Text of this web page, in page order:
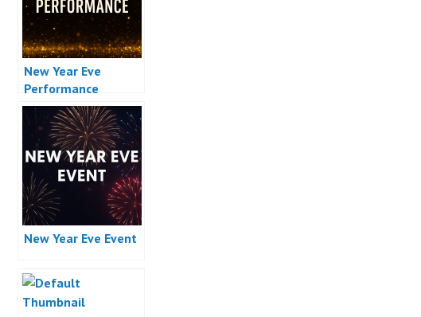
New Year Eve
Performance
New Year Eve Event